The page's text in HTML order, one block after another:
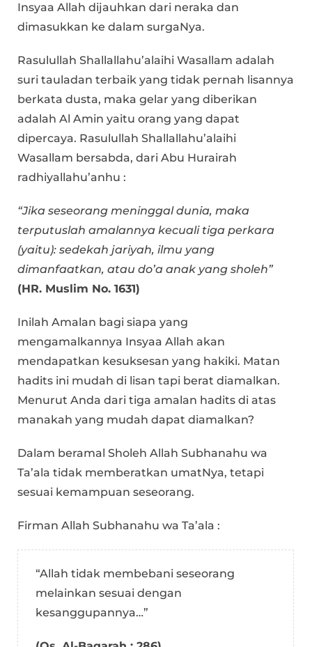
Insyaa Allah dijauhkan dari neraka dan
dimasukkan ke dalam surgaNya.
Rasulullah Shallallahu’alaihi Wasallam adalah
suri tauladan terbaik yang tidak pernah lisannya
berkata dusta, maka gelar yang diberikan
adalah Al Amin yaitu orang yang dapat
dipercaya. Rasulullah Shallallahu’alaihi
Wasallam bersabda, dari Abu Hurairah
radhiyallahu’anhu :
“Jika seseorang meninggal dunia, maka
terputuslah amalannya kecuali tiga perkara
(yaitu): sedekah jariyah, ilmu yang
dimanfaatkan, atau do’a anak yang sholeh”
(HR. Muslim No. 1631)
Inilah Amalan bagi siapa yang
mengamalkannya Insyaa Allah akan
mendapatkan kesuksesan yang hakiki. Matan
hadits ini mudah di lisan tapi berat diamalkan.
Menurut Anda dari tiga amalan hadits di atas
manakah yang mudah dapat diamalkan?
Dalam beramal Sholeh Allah Subhanahu wa
Ta’ala tidak memberatkan umatNya, tetapi
sesuai kemampuan seseorang.
Firman Allah Subhanahu wa Ta’ala :
“Allah tidak membebani seseorang
melainkan sesuai dengan
kesanggupannya…”